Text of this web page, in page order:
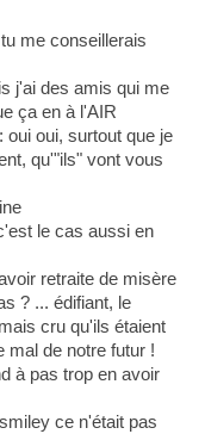
me conseillerais
j'ai des amis qui me
ça en à l'AIR
oui oui, surtout que je
qu'"ils" vont vous
le cas aussi en
retraite de misère
? ... édifiant, le
cru qu'ils étaient
mal de notre futur !
à pas trop en avoir
ce n'était pas